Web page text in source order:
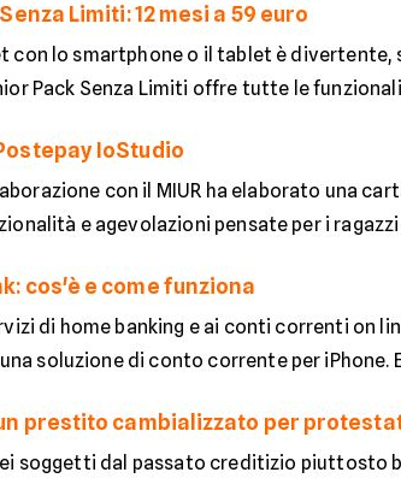
Limiti: 12 mesi a 59 euro
con lo smartphone o il tablet è divertente,
Pack Senza Limiti offre tutte le
IoStudio
con il MIUR ha elaborato una
e agevolazioni pensate per i
cos'è e come funziona
di home banking e ai conti correnti on
soluzione di conto corrente per iPhone.
prestito cambializzato per
soggetti dal passato creditizio piuttosto